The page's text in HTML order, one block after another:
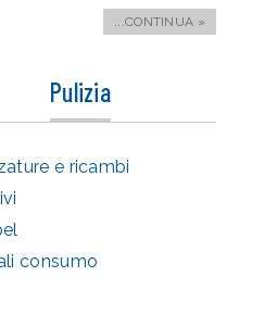
...CONTINUA »
Pulizia
e ricambi
consumo